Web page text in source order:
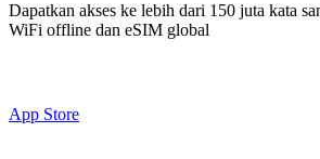
Dapatkan akses ke lebih dari 150 juta kata
WiFi offline dan eSIM global
App Store